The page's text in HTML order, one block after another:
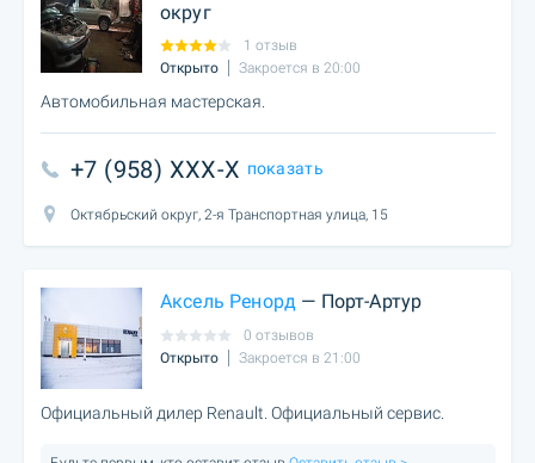
округ
1 отзыв
Открыто
Закроется в 20:00
Автомобильная мастерская.
+7 (958) XXX-X показать
Октябрьский округ, 2-я Транспортная улица, 15
Аксель Ренорд — Порт-Артур
0 отзывов
Открыто
Закроется в 21:00
Официальный дилер Renault. Официальный сервис.